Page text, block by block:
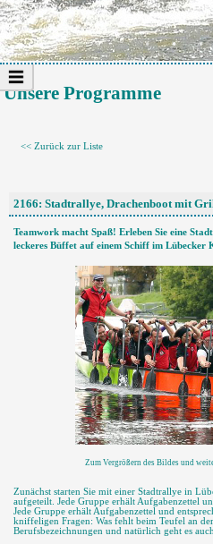
Unsere Programme
<< Zurück zur Liste
2166: Stadtrallye, Drachenboot mit
Teamwork macht Spaß! Erleben Sie eine
leckeres Büffet auf einem Schiff im Lübecker
Zum Vergrößern des Bildes und
Zunächst starten Sie mit einer Stadtrallye in
aufgeteilt. Jede Gruppe erhält Aufgabenzettel
Jede Gruppe erhält Aufgabenzettel und
kniffeligen Fragen: Was fehlt beim Teufel an
Berufsbezeichnungen und natürlich geht es